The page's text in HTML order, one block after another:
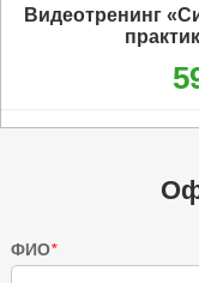
ФИО*
Видеотренинг